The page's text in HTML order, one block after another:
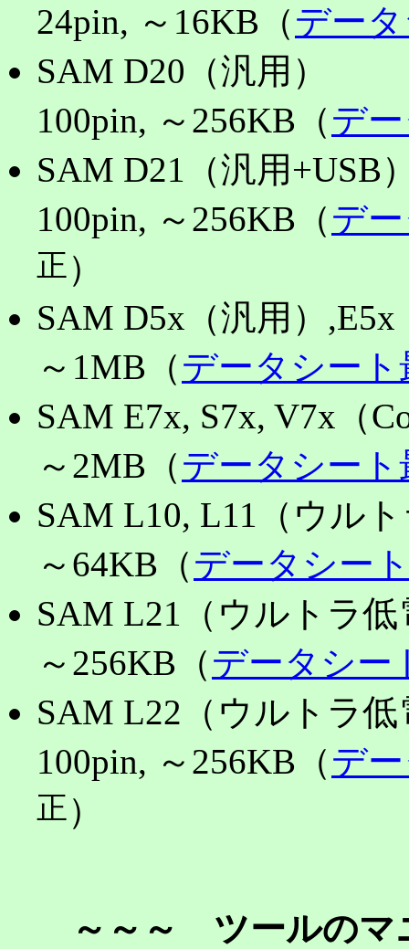
24pin, ～16KB（デー
SAM D20
100pin, ～256KB（デ
SAM D21（汎
100pin, ～256KB（デ
正）
SAM D5x（汎用）
～1MB（データシート
SAM E7x, S7x, V7x
～2MB（データシート
SAM L10, L11（ウル
～64KB（データシー
SAM L21（ウルトラ
～256KB（データシー
SAM L22（ウルトラ
100pin, ～256KB（デ
正）
～～～ ツールのマニ